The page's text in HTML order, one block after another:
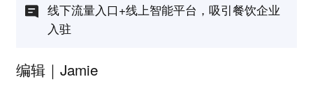
线下流量入口+线上智能平台，吸引餐饮企业
入驻
编辑｜Jamie